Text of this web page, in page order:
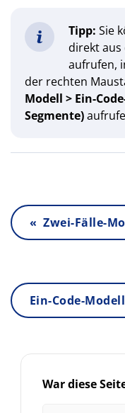
Tipp: Sie
direkt aus
aufrufen,
der rechten
Modell > Ein-
Segmente)
« Zwei-Fälle-
Ein-Code-
War diese